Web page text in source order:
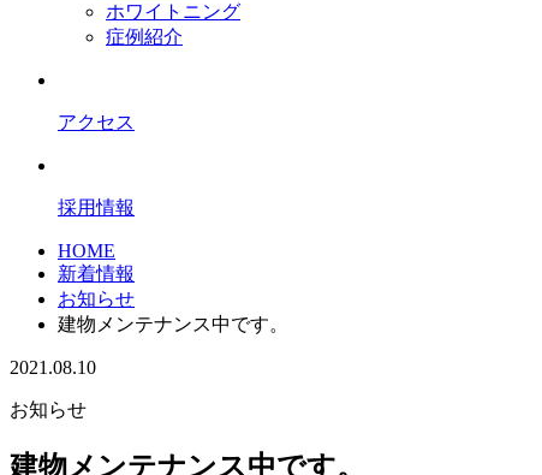
ホワイトニング
症例紹介
アクセス
採用情報
HOME
新着情報
お知らせ
建物メンテナンス中です。
2021.08.10
お知らせ
建物メンテナンス中です。